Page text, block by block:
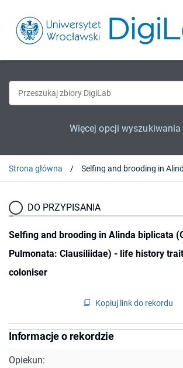
Więcej opcji wyszukiwania
Strona główna
DO PRZYPISANIA
Selfing and brooding in Alinda biplicata
Pulmonata: Clausiliidae) - life history
coloniser
Kopiuj link do rekordu
Informacje o rekordzie
Opiekun: